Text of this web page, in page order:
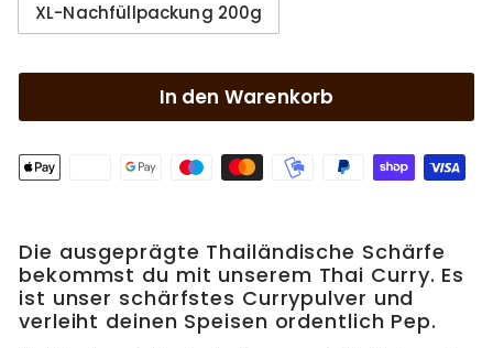
XL-Nachfüllpackung 200g
In den Warenkorb
Die ausgeprägte Thailändische Schärfe
bekommst du mit unserem Thai Curry. Es
ist unser schärfstes Currypulver und
verleiht deinen Speisen ordentlich Pep.